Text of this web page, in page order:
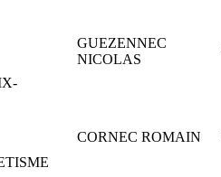
GUEZENNEC
NICOLAS
CORNEC ROMAIN